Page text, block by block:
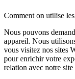
Comment on utilise
Nous pouvons
appareil. Nous
vous visitez nos sites
pour enrichir votre
relation avec notre site